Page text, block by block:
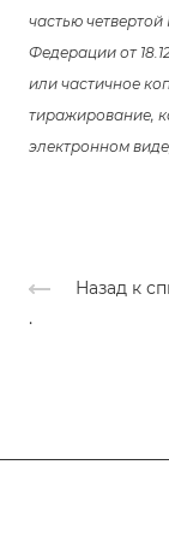
частью
Федерации от
или частичное
тиражирование,
электронном
Назад к
.